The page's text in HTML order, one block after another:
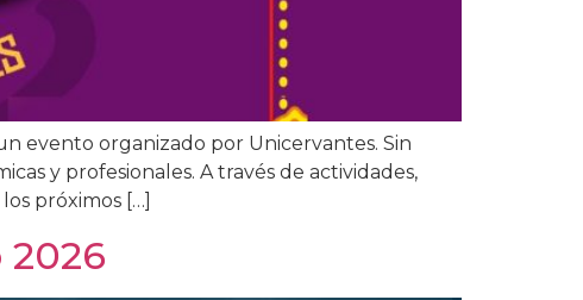
evento organizado por Unicervantes. Sin
y profesionales. A través de actividades,
próximos […]